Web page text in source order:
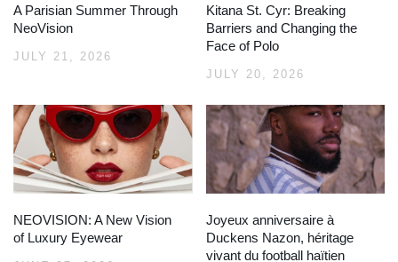
A Parisian Summer Through
NeoVision
JULY 21, 2026
Kitana St. Cyr: Breaking
Barriers and Changing the
Face of Polo
JULY 20, 2026
NEOVISION: A New Vision
of Luxury Eyewear
Joyeux anniversaire à
Duckens Nazon, héritage
vivant du football haïtien